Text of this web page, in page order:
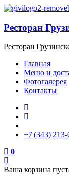
Ресторан
Ресторан
Главная
Меню и
Фотогалерея
Контакты
+7 (343) 213-
0
Ваша корзина